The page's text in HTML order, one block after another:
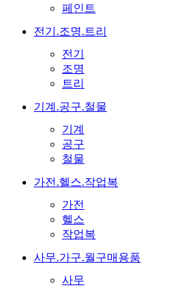
페인트
전기.조명.트리
전기
조명
트리
기계.공구.철물
기계
공구
철물
가전.헬스.작업복
가전
헬스
작업복
사무.가구.월구매용품
사무